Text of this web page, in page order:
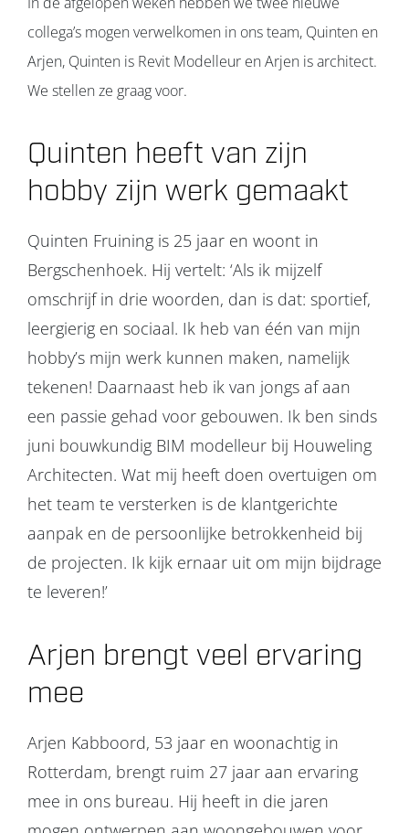
collega’s mogen verwelkomen in ons team, Quinten en
Arjen, Quinten is Revit Modelleur en Arjen is architect.
We stellen ze graag voor.
Quinten heeft van zijn
hobby zijn werk gemaakt
Quinten Fruining is 25 jaar en woont in
Bergschenhoek. Hij vertelt: ‘Als ik mijzelf
omschrijf in drie woorden, dan is dat: sportief,
leergierig en sociaal. Ik heb van één van mijn
hobby’s mijn werk kunnen maken, namelijk
tekenen! Daarnaast heb ik van jongs af aan
een passie gehad voor gebouwen. Ik ben sinds
juni bouwkundig BIM modelleur bij Houweling
Architecten. Wat mij heeft doen overtuigen om
het team te versterken is de klantgerichte
aanpak en de persoonlijke betrokkenheid bij
de projecten. Ik kijk ernaar uit om mijn bijdrage
te leveren!’
Arjen brengt veel ervaring
mee
Arjen Kabboord, 53 jaar en woonachtig in
Rotterdam, brengt ruim 27 jaar aan ervaring
mee in ons bureau. Hij heeft in die jaren